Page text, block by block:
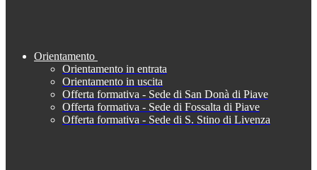
Orientamento
Orientamento in entrata
Orientamento in uscita
Offerta formativa - Sede di San Donà di Piave
Offerta formativa - Sede di Fossalta di Piave
Offerta formativa - Sede di S. Stino di Livenza